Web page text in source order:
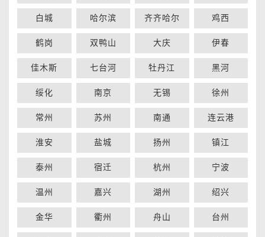
白城 哈尔滨 齐齐哈尔 鸡西
鹤岗 双鸭山 大庆 伊春
佳木斯 七台河 牡丹江 黑河
绥化 南京 无锡 徐州
常州 苏州 南通 连云港
淮安 盐城 扬州 镇江
泰州 宿迁 杭州 宁波
温州 嘉兴 湖州 绍兴
金华 衢州 舟山 台州